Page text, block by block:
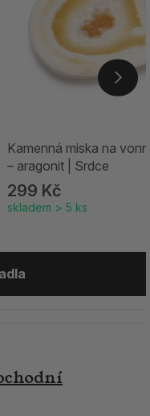
Kamenná miska na
– aragonit | Srdce
299 Kč
skladem > 5 ks